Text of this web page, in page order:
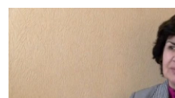
НИГОРИСТОН
КИТОБҲОИ ОЗОДӢ
Русский